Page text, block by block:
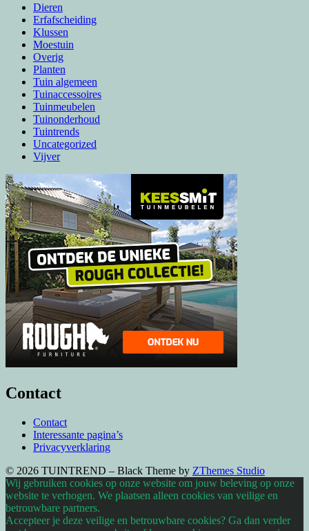
Dieren
Erfafscheiding
Klussen
Moestuin
Overig
Planten
Tuin algemeen
Tuinaccessoires
Tuinmeubelen
Tuinonderhoud
Tuintrends
Uncategorized
Vijver
Contact
Contact
Interessante pagina’s
Privacyverklaring
© 2026 TUINTREND – Black Theme by ZThemes Studio
Wij gebruiken cookies op onze website om jouw beleving op onze
website te verhogen. We plaatsen alleen cookies van veilige en
betrouwbare partners.
Accepteer je deze veilige en betrouwbare cookies? Ga dan verder